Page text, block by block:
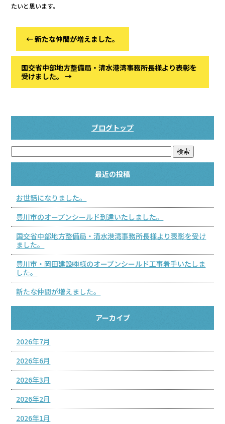
たいと思います。
←新たな仲間が増えました。
国交省中部地方整備局・清水港湾事務所長様より表彰を
受けました。→
ブログトップ
最近の投稿
お世話になりました。
豊川市のオープンシールド到達いたしました。
国交省中部地方整備局・清水港湾事務所長様より表彰を受け
ました。
豊川市・岡田建設㈱様のオープンシールド工事着手いたしま
した。
新たな仲間が増えました。
アーカイブ
2026年7月
2026年6月
2026年3月
2026年2月
2026年1月